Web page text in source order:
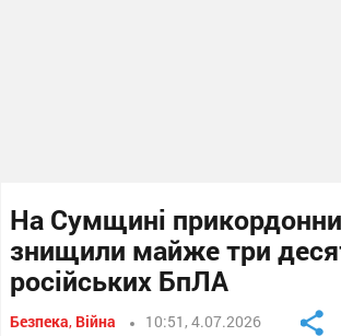
На Сумщині
знищили майже три
російських БпЛА
Безпека, Війна 10:51, 4.07.2026